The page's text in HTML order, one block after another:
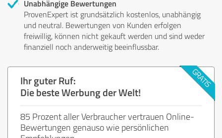
Unabhängige Bewertungen
ProvenExpert ist grundsätzlich kostenlos, unabhängig
und neutral. Bewertungen von Kunden erfolgen
freiwillig, können nicht gekauft werden und sind weder
finanziell noch anderweitig beeinflussbar.
Ihr guter Ruf:
Die beste Werbung der Welt!
85 Prozent aller Verbraucher vertrauen Online-
Bewertungen genauso wie persönlichen